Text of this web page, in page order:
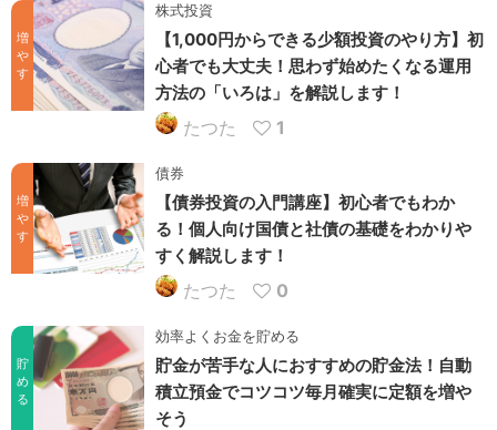
増
や
す
株式投資
【1,000円からできる少額投資のやり方】初
心者でも大丈夫！思わず始めたくなる運用
方法の「いろは」を解説します！
たつた 1
増
や
す
債券
【債券投資の入門講座】初心者でもわか
る！個人向け国債と社債の基礎をわかりや
すく解説します！
たつた 0
貯
め
る
効率よくお金を貯める
貯金が苦手な人におすすめの貯金法！自動
積立預金でコツコツ毎月確実に定額を増や
そう